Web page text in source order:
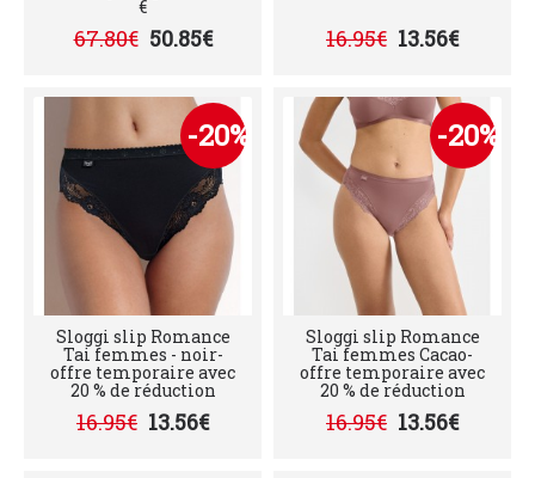
€
67.80€ 50.85€ 16.95€ 13.56€
-20%
Sloggi slip Romance
Tai femmes - noir-
offre temporaire avec
20 % de réduction
16.95€ 13.56€
-20%
Sloggi slip Romance
Tai femmes Cacao-
offre temporaire avec
20 % de réduction
16.95€ 13.56€